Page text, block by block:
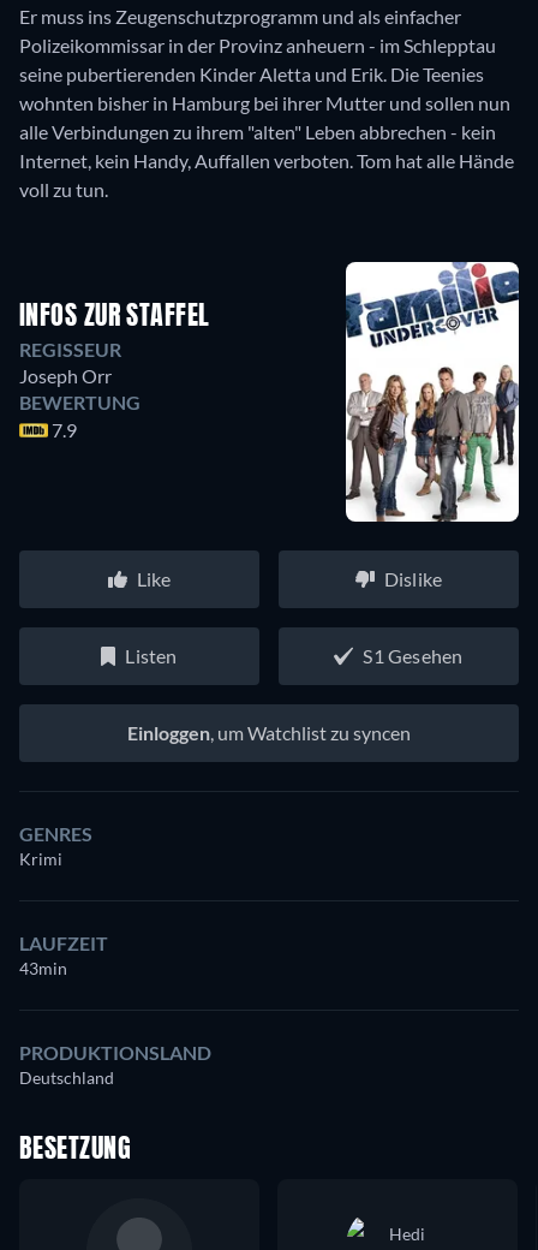
Er muss ins Zeugenschutzprogramm und als einfacher
Polizeikommissar in der Provinz anheuern - im Schlepptau
seine pubertierenden Kinder Aletta und Erik. Die Teenies
wohnten bisher in Hamburg bei ihrer Mutter und sollen nun
alle Verbindungen zu ihrem "alten" Leben abbrechen - kein
Internet, kein Handy, Auffallen verboten. Tom hat alle Hände
voll zu tun.
INFOS ZUR STAFFEL
REGISSEUR
Joseph Orr
BEWERTUNG
7.9
Like Dislike
Listen S1 Gesehen
Einloggen, um Watchlist zu syncen
GENRES
Krimi
LAUFZEIT
43min
PRODUKTIONSLAND
Deutschland
BESETZUNG